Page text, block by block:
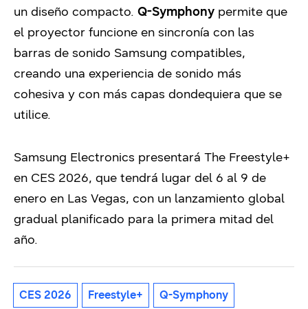
un diseño compacto. Q-Symphony permite que
el proyector funcione en sincronía con las
barras de sonido Samsung compatibles,
creando una experiencia de sonido más
cohesiva y con más capas dondequiera que se
utilice.
Samsung Electronics presentará The Freestyle+
en CES 2026, que tendrá lugar del 6 al 9 de
enero en Las Vegas, con un lanzamiento global
gradual planificado para la primera mitad del
año.
CES 2026 Freestyle+ Q-Symphony